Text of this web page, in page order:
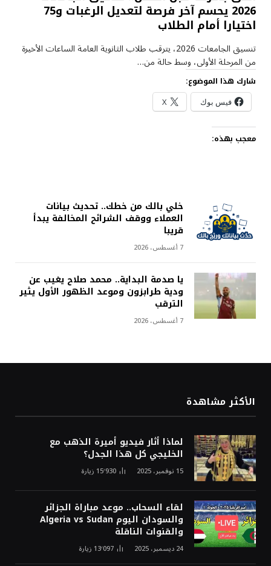
2026 يحسم آخر فرصة لتعديل الرغبات و75
اختيارا أمام الطلاب
تنسيق الجامعات 2026، يترقب طلاب الثانوية العامة الساعات الأخيرة
من المرحلة الأولى، وسط حالة من…
شارك هذا الموضوع:
فيس بوك X
معجب بهذه:
خلي بالك من خطك.. تحديث بيانات
العملاء ووقف الشرائح المخالفة يبدأ
قريبا
7 أغسطس، 2026
يا صدمة البداية.. محمد صلاح يغيب عن
ودية طرابزون وموعد الظهور الأول يثير
الترقب
7 أغسطس، 2026
الأكثر مشاهدة
لماذا أثار فيديو أميرة الذهب مع
الخليجي كل هذا الجدل؟
15 نوفمبر، 2025 15٬930 زيارة
لقاء السحاب.. موعد مباراة الجزائر
والسودان اليوم Algeria vs Sudan
والقنوات الناقلة
24 ديسمبر، 2025 13٬097 زيارة